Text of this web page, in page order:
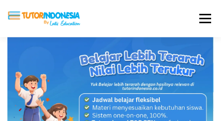
Menu
ABOUT US JADI PENGAJAR
BIAYA LES TESTIMONI PROFIL ALUMNI